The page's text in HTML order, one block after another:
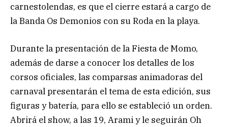
carnestolendas, es que el cierre estará a cargo de
la Banda Os Demonios con su Roda en la playa.
Durante la presentación de la Fiesta de Momo,
además de darse a conocer los detalles de los
corsos oficiales, las comparsas animadoras del
carnaval presentarán el tema de esta edición, sus
figuras y batería, para ello se estableció un orden.
Abrirá el show, a las 19, Arami y le seguirán Oh